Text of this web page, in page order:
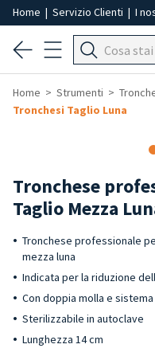
Home | Servizio Clienti | I
Home Strumenti
Tronchesi Taglio Luna
Tronchese
Taglio Mezza
Tronchese professionale
mezza luna
Indicata per la riduzione
Con doppia molla e
Sterilizzabile in autoclave
Lunghezza 14 cm